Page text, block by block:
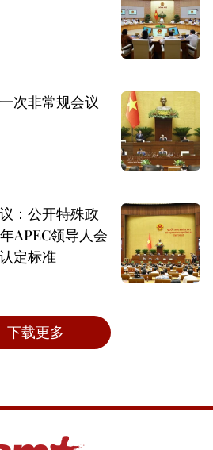
次非常规会议
：公开特殊政
APEC领导人会
定标准
下载更多